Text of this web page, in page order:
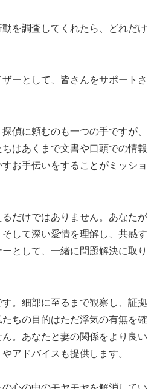
を調査してくれたら、どれだけ
ーとして、皆さんをサポートさ
偵に頼むのも一つの手ですが、
はあくまで文書や口頭での情報
お手伝いをすることがミッショ
だけではありません。あなたが
して深い愛情を理解し、共感す
として、一緒に問題解決に取り
。細部に至るまで観察し、証拠
ちの目的はただ浮気の有無を確
。あなたと妻の関係をより良い
アドバイスも提供します。